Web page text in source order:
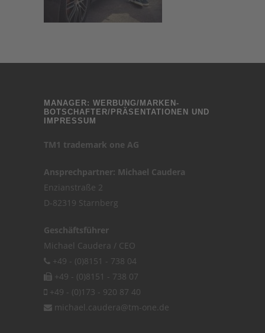
MANAGER: WERBUNG/MARKEN-
BOTSCHAFTER/PRÄSENTATIONEN UND
IMPRESSUM
TM1 trademark one AG
Ansprechpartner: Michael Caudera
Enzianstraße 2
D-82319 Starnberg
Geschäftsführer
Michael Caudera / CEO
+49 - (0)8151 - 738 04
+49 - (0)8151 - 738 07
+49 - (0)173 - 920 87 40
michael.caudera@tm-one.de